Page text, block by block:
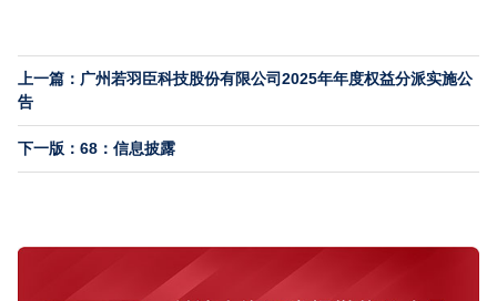
上一篇：广州若羽臣科技股份有限公司2025年年度权益分派实施公
告
下一版：68：信息披露